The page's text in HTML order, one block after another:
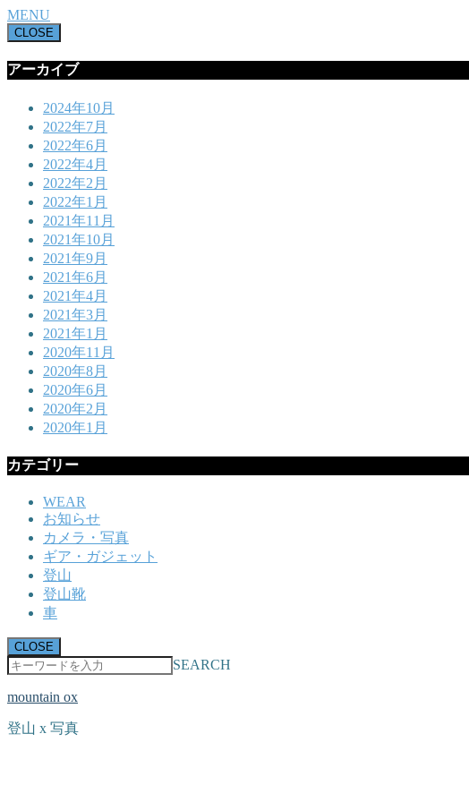
MENU
CLOSE
アーカイブ
2024年10月
2022年7月
2022年6月
2022年4月
2022年2月
2022年1月
2021年11月
2021年10月
2021年9月
2021年6月
2021年4月
2021年3月
2021年1月
2020年11月
2020年8月
2020年6月
2020年2月
2020年1月
カテゴリー
WEAR
お知らせ
カメラ・写真
ギア・ガジェット
登山
登山靴
車
CLOSE
SEARCH
mountain ox
登山 x 写真